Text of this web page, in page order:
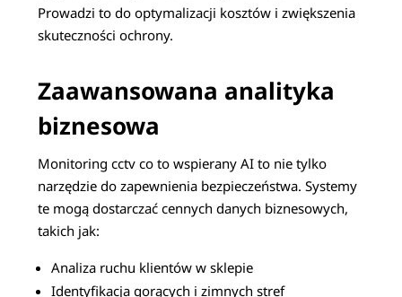
Prowadzi to do optymalizacji kosztów i zwiększenia
skuteczności ochrony.
Zaawansowana analityka
biznesowa
Monitoring cctv co to wspierany AI to nie tylko
narzędzie do zapewnienia bezpieczeństwa. Systemy
te mogą dostarczać cennych danych biznesowych,
takich jak:
Analiza ruchu klientów w sklepie
Identyfikacja gorących i zimnych stref